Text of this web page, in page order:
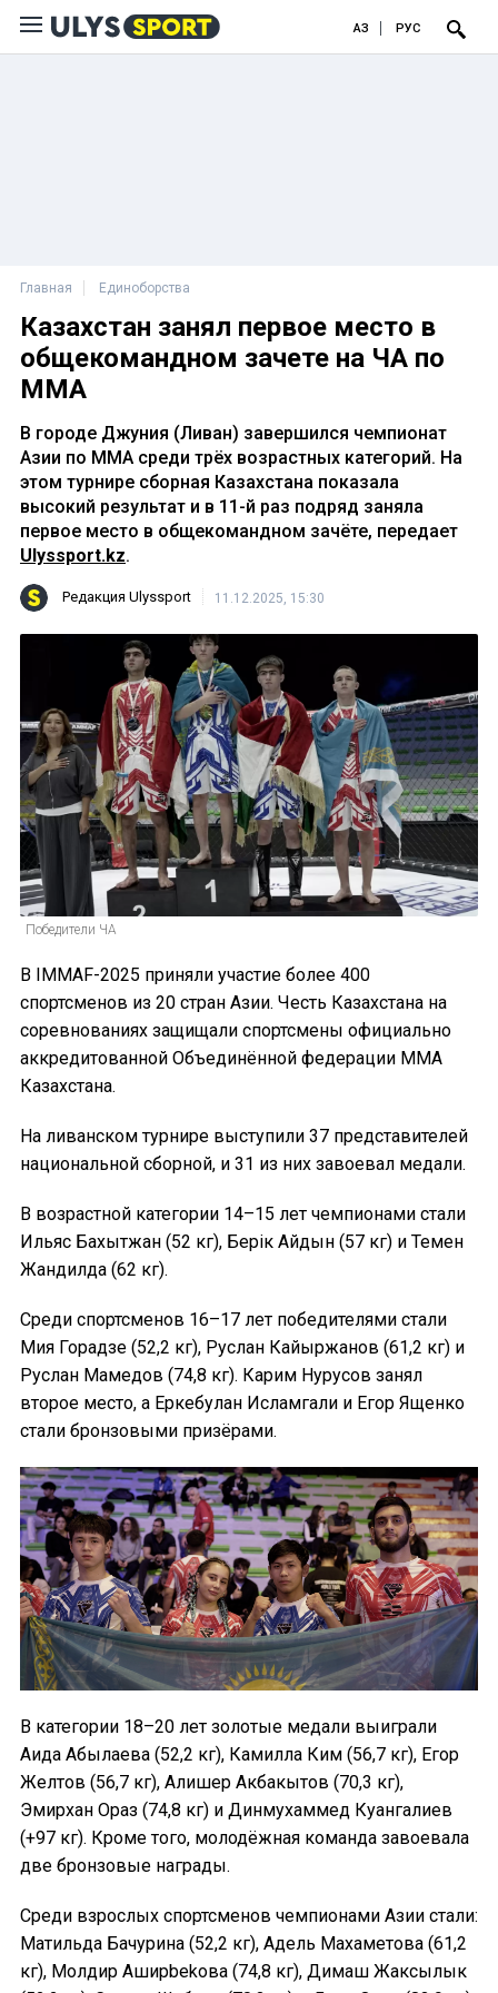
ҚАЗ РУС
Главная Единоборства
Казахстан занял первое место в
общекомандном зачете на ЧА по
MMA
В городе Джуния (Ливан) завершился чемпионат
Азии по ММА среди трёх возрастных категорий. На
этом турнире сборная Казахстана показала
высокий результат и в 11-й раз подряд заняла
первое место в общекомандном зачёте, передает
Ulyssport.kz.
Редакция Ulyssport 11.12.2025, 15:30
Победители ЧА
В IMMAF-2025 приняли участие более 400
спортсменов из 20 стран Азии. Честь Казахстана на
соревнованиях защищали спортсмены официально
аккредитованной Объединённой федерации ММА
Казахстана.
На ливанском турнире выступили 37 представителей
национальной сборной, и 31 из них завоевал медали.
В возрастной категории 14–15 лет чемпионами стали
Ильяс Бахытжан (52 кг), Берік Айдын (57 кг) и Темен
Жандилда (62 кг).
Среди спортсменов 16–17 лет победителями стали
Мия Горадзе (52,2 кг), Руслан Кайыржанов (61,2 кг) и
Руслан Мамедов (74,8 кг). Карим Нурусов занял
второе место, а Еркебулан Исламгали и Егор Ященко
стали бронзовыми призёрами.
В категории 18–20 лет золотые медали выиграли
Аида Абылаева (52,2 кг), Камилла Ким (56,7 кг), Егор
Желтов (56,7 кг), Алишер Акбакытов (70,3 кг),
Эмирхан Ораз (74,8 кг) и Динмухаммед Куангалиев
(+97 кг). Кроме того, молодёжная команда завоевала
две бронзовые награды.
Среди взрослых спортсменов чемпионами Азии стали:
Матильда Бачурина (52,2 кг), Адель Махаметова (61,2
кг), Молдир Аширbekова (74,8 кг), Димаш Жаксылык